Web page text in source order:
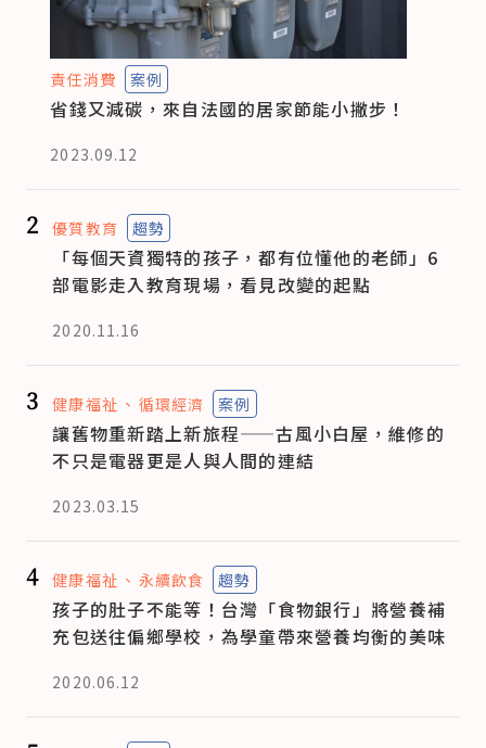
責任消費 案例
省錢又減碳，來自法國的居家節能小撇步！
2023.09.12
2 優質教育 趨勢
「每個天資獨特的孩子，都有位懂他的老師」6
部電影走入教育現場，看見改變的起點
2020.11.16
3 健康福祉 循環經濟 案例
讓舊物重新踏上新旅程——古風小白屋，維修的
不只是電器更是人與人間的連結
2023.03.15
4 健康福祉 永續飲食 趨勢
孩子的肚子不能等！台灣「食物銀行」將營養補
充包送往偏鄉學校，為學童帶來營養均衡的美味
2020.06.12